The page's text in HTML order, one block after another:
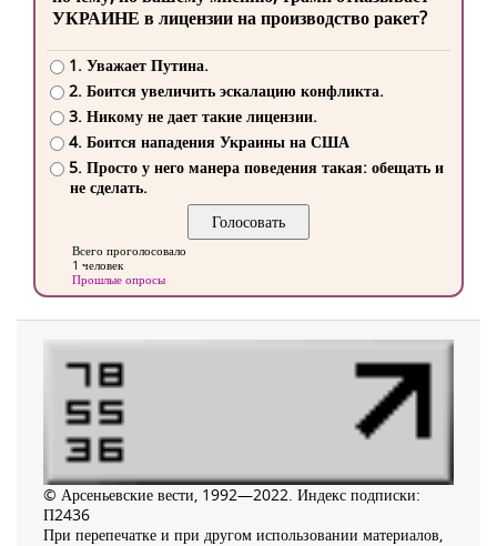
УКРАИНЕ в лицензии на производство ракет?
1. Уважает Путина.
2. Боится увеличить эскалацию конфликта.
3. Никому не дает такие лицензии.
4. Боится нападения Украины на США
5. Просто у него манера поведения такая: обещать и
не сделать.
Всего проголосовало
1 человек
Прошлые опросы
© Арсеньевские вести, 1992—2022. Индекс подписки:
П2436
При перепечатке и при другом использовании материалов,